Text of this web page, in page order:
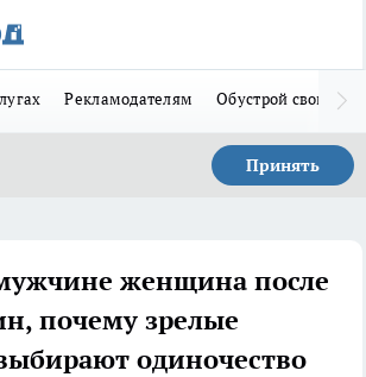
Рекламодателям Обустрой свой дом
Принять
женщина после
почему зрелые
одиночество